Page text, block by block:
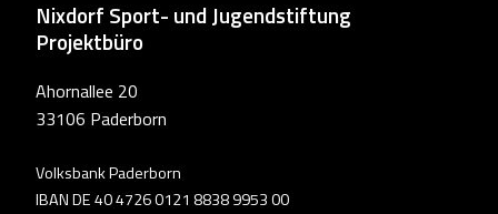
Nixdorf Sport- und Jugendstiftung
Projektbüro
Ahornallee 20
33106 Paderborn
Volksbank Paderborn
IBAN DE 40 4726 0121 8838 9953 00